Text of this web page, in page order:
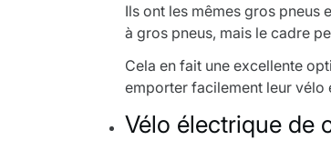
Ils ont les mêmes gros
à gros pneus, mais le cadre
Cela en fait une excellente
emporter facilement leur vélo
Vélo électrique de